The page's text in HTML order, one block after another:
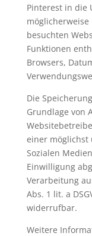
Pinterest in die
möglicherweise
besuchten
Funktionen
Browsers,
Die
Grundlage von
einer möglichst
Sozialen
Einwilligung
Verarbeitung
Abs. 1 lit. a
widerrufbar.
Weitere